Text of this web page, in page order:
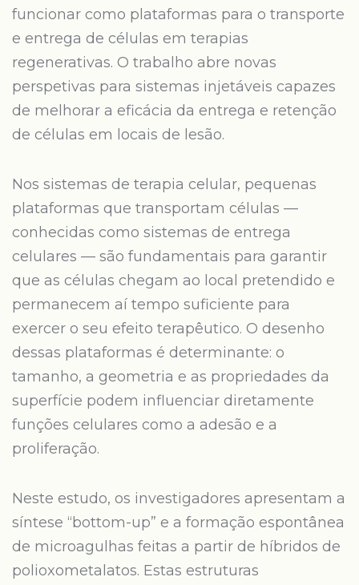
funcionar como plataformas para o transporte
e entrega de células em terapias
regenerativas. O trabalho abre novas
perspetivas para sistemas injetáveis capazes
de melhorar a eficácia da entrega e retenção
de células em locais de lesão.
Nos sistemas de terapia celular, pequenas
plataformas que transportam células —
conhecidas como sistemas de entrega
celulares — são fundamentais para garantir
que as células chegam ao local pretendido e
permanecem aí tempo suficiente para
exercer o seu efeito terapêutico. O desenho
dessas plataformas é determinante: o
tamanho, a geometria e as propriedades da
superfície podem influenciar diretamente
funções celulares como a adesão e a
proliferação.
Neste estudo, os investigadores apresentam a
síntese “bottom-up” e a formação espontânea
de microagulhas feitas a partir de híbridos de
polioxometalatos. Estas estruturas